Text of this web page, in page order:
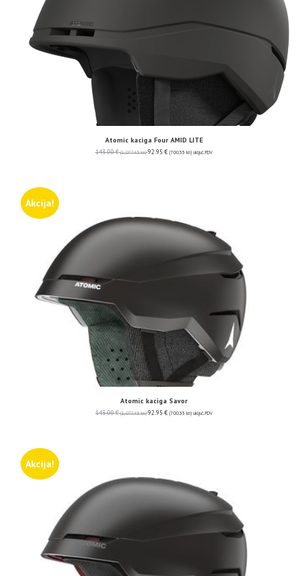
Atomic kaciga Four AMID LITE
143.00€ (1,077.43 kn) 92.95 € (700.33 kn) uključ. PDV
Akcija!
Atomic kaciga Savor
143.00€ (1,077.43 kn) 92.95 € (700.33 kn) uključ. PDV
Akcija!